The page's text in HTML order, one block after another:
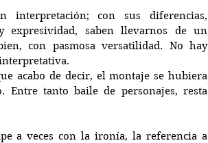
interpretación; con sus diferencias,
expresividad, saben llevarnos de un
con pasmosa versatilidad. No hay
acabo de decir, el montaje se hubiera
Entre tanto baile de personajes, resta
a veces con la ironía, la referencia a